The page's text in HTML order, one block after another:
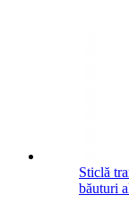
Sticlă
băuturi